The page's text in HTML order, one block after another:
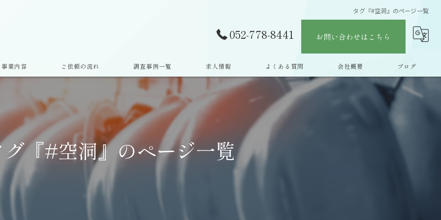
タグ『#空洞』のページ一覧
052-778-8441 お問い合わせはこちら
事業内容 ご依頼の流れ 調査事例一覧 求人情報 よくある質問 会社概要 ブログ
『#空洞』のページ一覧